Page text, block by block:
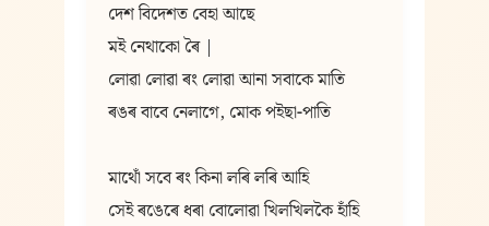
দেশ বিদেশত বেহা আছে
মই নেথাকো ৰৈ |
লোৱা লোৱা ৰং লোৱা আনা সবাকে মাতি
ৰঙৰ বাবে নেলাগে, মোক পইছা-পাতি
মাথোঁ সবে ৰং কিনা লৰি লৰি আহি
সেই ৰঙেৰে ধৰা বোলোৱা খিলখিলকৈ হাঁহি